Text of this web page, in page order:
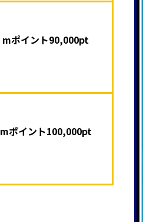
mポイント90,000pt
mポイント100,000pt